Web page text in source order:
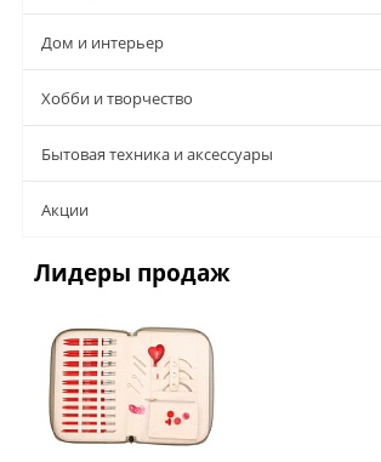
Дом и интерьер
Хобби и творчество
Бытовая техника и аксессуары
Aкции
Лидеры продаж